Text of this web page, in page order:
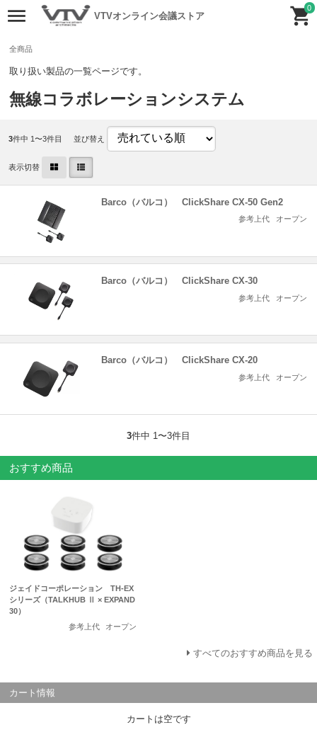
VTVオンライン会議ストア
0
全商品
取り扱い製品の一覧ページです。
無線コラボレーションシステム
3件中 1〜3件目 並び替え
表示切替
Barco（バルコ） ClickShare CX-50 Gen2
参考上代 オープン
Barco（バルコ） ClickShare CX-30
参考上代 オープン
Barco（バルコ） ClickShare CX-20
参考上代 オープン
3件中 1〜3件目
おすすめ商品
ジェイドコーポレーション TH-EX
シリーズ（TALKHUB Ⅱ × EXPAND
30）
参考上代
オープン
すべてのおすすめ商品を見る
カート情報
カートは空です